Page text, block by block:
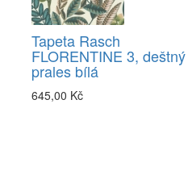
Tapeta Rasch
FLORENTINE 3, deštný
prales bílá
645,00 Kč